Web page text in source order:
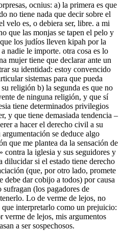
ocnius: a) la primera es que
no tiene nada que decir sobre el
velo es, o debiera ser, libre. a mi
que las monjas se tapen el pelo y
los judíos lleven kipah por la
nadie le importe. otra cosa es lo
mujer tiene que declarar ante un
su identidad: estoy convencido
sistemas para que pueda
religión b) la segunda es que no
de ninguna religión, y que sí
tiene determinados privilegios
y que tiene demasiada tendencia –
a hacer el derecho civil a su
se deduce algo
que me plantea da la sensación de
contra la iglesia y sus seguidores y
dilucidar si el estado tiene derecho
(que, por otro lado, promete
debe dar cobijo a todos) por causa
sufragan (los pagadores de
Lo de verme de lejos, no
que interpretarlo como un prejuicio:
verme de lejos, mis argumentos
a ser sospechosos.